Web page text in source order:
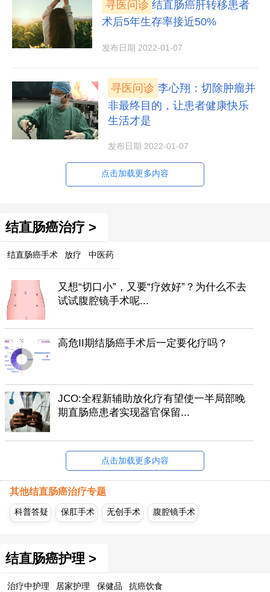
寻医问诊 结直肠癌肝转移患者
术后5年生存率接近50%
发布日期 2022-01-07
寻医问诊 李心翔：切除肿瘤并
非最终目的，让患者健康快乐
生活才是
发布日期 2022-01-07
点击加载更多内容
结直肠癌治疗 >
结直肠癌手术 放疗 中医药
又想“切口小”，又要“疗效好”？为什么不去
试试腹腔镜手术呢...
高危II期结肠癌手术后一定要化疗吗？
JCO:全程新辅助放化疗有望使一半局部晚
期直肠癌患者实现器官保留...
点击加载更多内容
其他结直肠癌治疗专题
科普答疑 保肛手术 无创手术 腹腔镜手术
结直肠癌护理 >
治疗中护理 居家护理 保健品 抗癌饮食